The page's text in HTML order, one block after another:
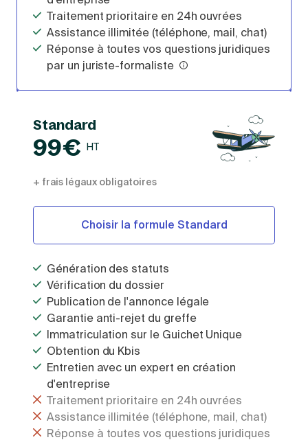
Traitement prioritaire en 24h ouvrées
Assistance illimitée (téléphone, mail, chat)
Réponse à toutes vos questions juridiques
par un juriste-formaliste
Standard
99€ HT
+ frais légaux obligatoires
Choisir la formule Standard
Génération des statuts
Vérification du dossier
Publication de l'annonce légale
Garantie anti-rejet du greffe
Immatriculation sur le Guichet Unique
Obtention du Kbis
Entretien avec un expert en création
d'entreprise
Traitement prioritaire en 24h ouvrées
Assistance illimitée (téléphone, mail, chat)
Réponse à toutes vos questions juridiques